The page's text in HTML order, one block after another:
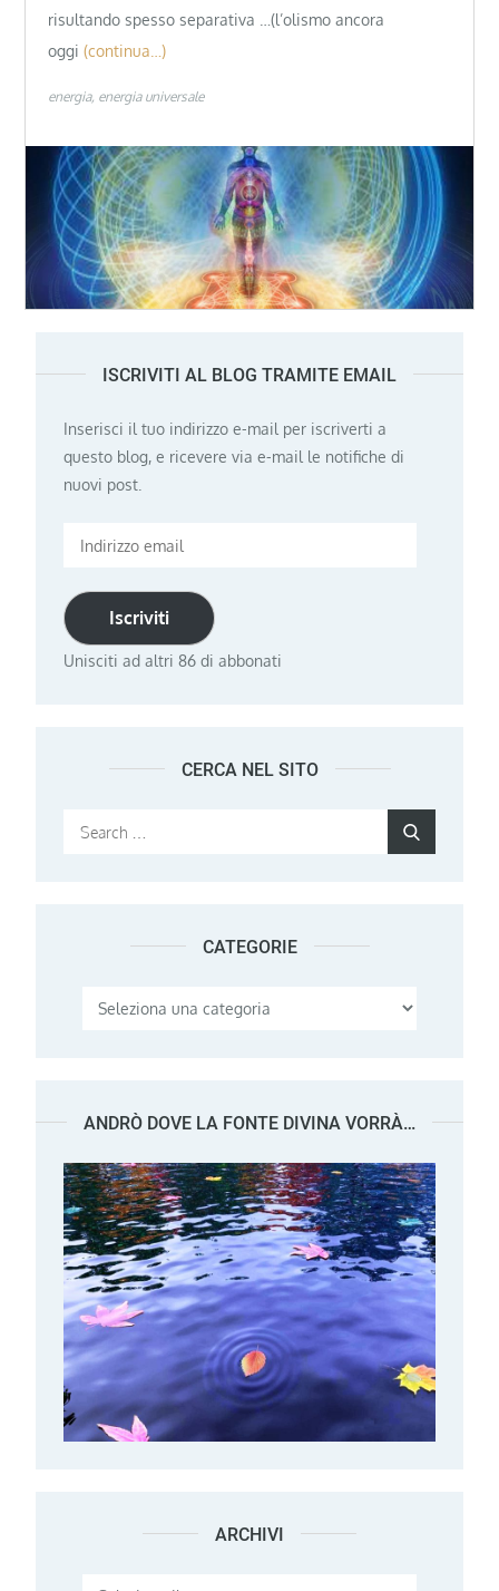
risultando spesso separativa …(l’olismo ancora
oggi (continua…)
energia energia universale
ISCRIVITI AL BLOG TRAMITE EMAIL
Inserisci il tuo indirizzo e-mail per iscriverti a
questo blog, e ricevere via e-mail le notifiche di
nuovi post.
Indirizzo
Iscriviti
Unisciti ad altri 86 di abbonati
CERCA NEL SITO
Search
CATEGORIE
Categorie
ANDRÒ DOVE LA FONTE DIVINA VORRÀ…
ARCHIVI Archivi